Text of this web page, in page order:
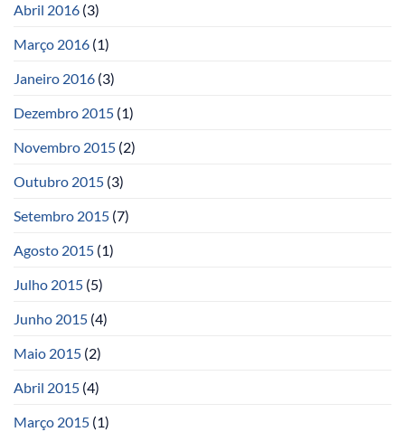
Abril 2016 (3)
Março 2016 (1)
Janeiro 2016 (3)
Dezembro 2015 (1)
Novembro 2015 (2)
Outubro 2015 (3)
Setembro 2015 (7)
Agosto 2015 (1)
Julho 2015 (5)
Junho 2015 (4)
Maio 2015 (2)
Abril 2015 (4)
Março 2015 (1)